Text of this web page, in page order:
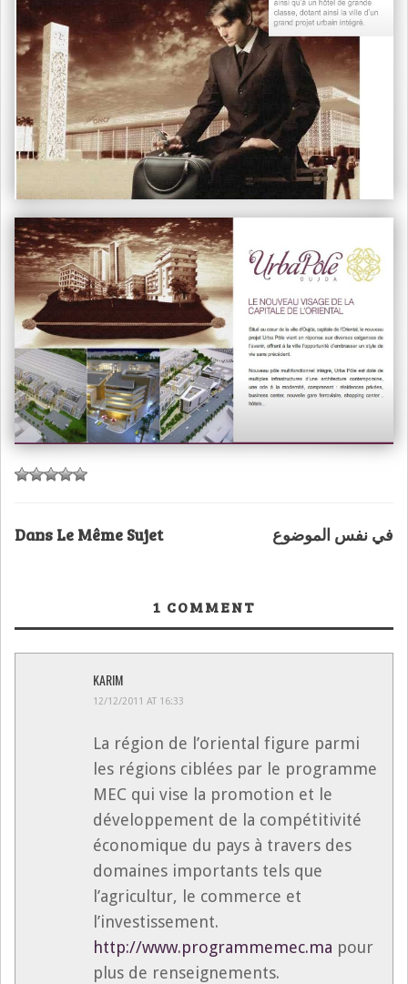
Dans Le Même Sujet في نفس الموضوع
1 COMMENT
KARIM
12/12/2011 AT 16:33
La région de l’oriental figure parmi
les régions ciblées par le programme
MEC qui vise la promotion et le
développement de la compétitivité
économique du pays à travers des
domaines importants tels que
l’agricultur, le commerce et
l’investissement.
http://www.programmemec.ma pour
plus de renseignements.